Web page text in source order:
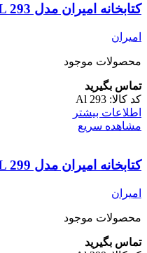
کتابخانه امیران مدل Amiran AL 293
امیران
محصولات موجود
تماس بگیرید
کد کالا: Al 293
اطلاعات بیشتر
مشاهده سریع
کتابخانه امیران مدل Amiran AL 299
امیران
محصولات موجود
تماس بگیرید